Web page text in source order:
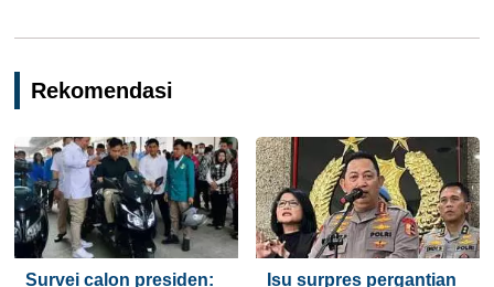
Rekomendasi
Survei calon presiden:
Isu surpres pergantian